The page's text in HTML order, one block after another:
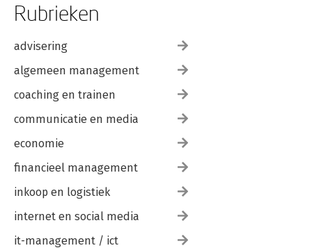
Rubrieken
advisering
algemeen management
coaching en trainen
communicatie en media
economie
financieel management
inkoop en logistiek
internet en social media
it-management / ict